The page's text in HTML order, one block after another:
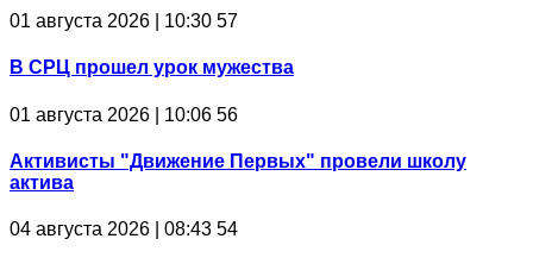
01 августа 2026 | 10:30 57
В СРЦ прошел урок мужества
01 августа 2026 | 10:06 56
Активисты "Движение Первых" провели школу
актива
04 августа 2026 | 08:43 54